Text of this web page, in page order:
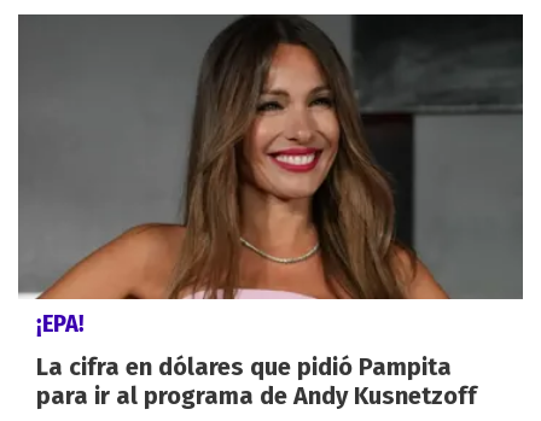
¡EPA!
La cifra en dólares que pidió Pampita
para ir al programa de Andy Kusnetzoff